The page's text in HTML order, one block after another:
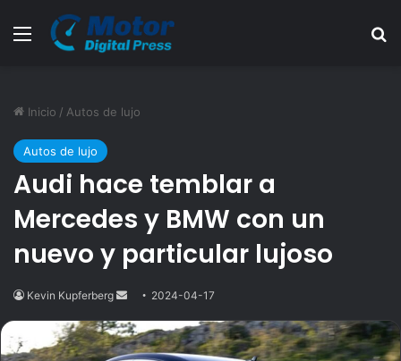
Menú
Inicio / Autos de lujo
Autos de lujo
Audi hace temblar a
Mercedes y BMW con un
nuevo y particular lujoso
Kevin Kupferberg
Send
email
2024-04-17